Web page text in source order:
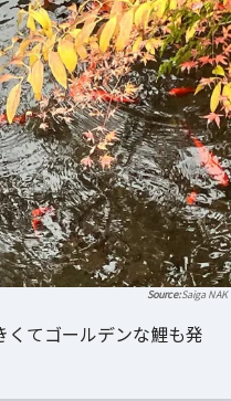
Saiga NAK
くてゴールデンな鯉も発